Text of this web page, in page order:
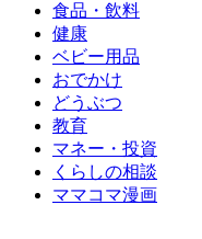
食品・飲料
健康
ベビー用品
おでかけ
どうぶつ
教育
マネー・投資
くらしの相談
ママコマ漫画